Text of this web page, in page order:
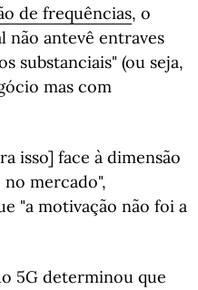
de frequências, o
não antevê entraves
substanciais" (ou seja,
mas com
isso] face à dimensão
mercado",
"a motivação não foi a
5G determinou que